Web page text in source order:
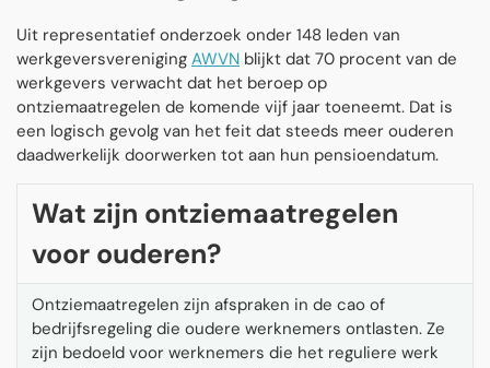
Uit representatief onderzoek onder 148 leden van
werkgeversvereniging AWVN blijkt dat 70 procent van de
werkgevers verwacht dat het beroep op
ontziemaatregelen de komende vijf jaar toeneemt. Dat is
een logisch gevolg van het feit dat steeds meer ouderen
daadwerkelijk doorwerken tot aan hun pensioendatum.
Wat zijn ontziemaatregelen
voor ouderen?
Ontziemaatregelen zijn afspraken in de cao of
bedrijfsregeling die oudere werknemers ontlasten. Ze
zijn bedoeld voor werknemers die het reguliere werk